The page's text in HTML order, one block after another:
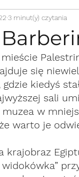
3 minut(y) czytania
się
kiedyś
sali
muzea w
warto je
krajobraz